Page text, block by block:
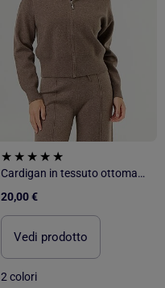
Cardigan in tessuto ottoman con cappuccio
20,00 €
Vedi prodotto
2 colori